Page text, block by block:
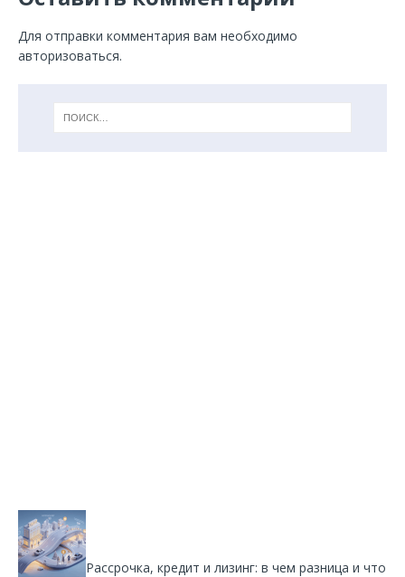
Для отправки комментария вам необходимо
авторизоваться.
Рассрочка, кредит и лизинг: в чем разница и что